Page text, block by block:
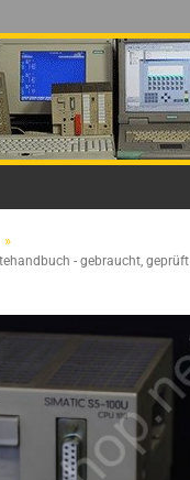
»
- gebraucht, geprüft